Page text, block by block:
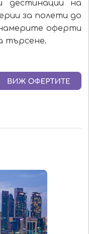
дестинации на
за полети до
оферти
търсене.